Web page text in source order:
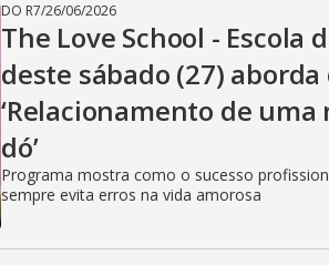
DO R7/26/06/2026
The Love School - Escola
deste sábado (27)
‘Relacionamento de uma
dó’
Programa mostra como o sucesso
sempre evita erros na vida amorosa